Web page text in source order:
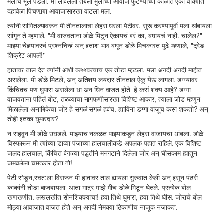
दहावेळा पिचणार्‍या आवाजासारखा वाटला मला.
त्यांनी सांगितल्यावरून मी तीनतालाचा लेहरा धरला पेटीवर. सुरू करण्यापूर्वी मला थांबायला
सांगून ते म्हणाले, "मी वाजवताना डोळे मिटून ऐकायचं बरं का, बघायचं नाही. चालेल?"
माझ्या चेहर्‍यावरचं प्रश्नचिन्हं अन् हताश भाव बघून डोळे मिचकावत पुढे म्हणाले, "ट्रेड
शिक्रेट आपलं!"
हातावर ताल देत त्यांनी आधी कथ्थकचाच एक तोडा म्हटला, मला अगदी अगदी माहीत
असलेला. मी डोळे मिटले, अन् अतिशय लयदार तीनताल ऐकू येऊ लागला. डग्ग्यावर
किंचितच पण घुमारा असलेला धा अन धिन वाजत होते. हे कसं शक्य आहे? डग्गा
वाजवताना पहिलं बोट, तळव्याचा नागफणीसारखा विशिष्ट आकार, त्याला जोड म्हणून
मिळालेला अनामिकेचा जोर हे सगळं सगळं हवंच. ह्याविना डग्गा वाजूच कसा शकतो? अन्
तोही इतका घुमारदार?
न राहवून मी डोळे उघडले. माझ्याच नकळत माझ्याकडून लेहरा वाजायचा थांबला. डोळे
विस्फारून मी त्यांच्या डाव्या पंजाच्या हालचालीकडे अपलक पहात राहिले. एक विशिष्ट
जलद हालचाल, किंचित वेगळ्या पद्धतीने मनगटाने दिलेला जोर अन् घीसकाम ह्यातून
जमवलेला चमत्कार होता तो!
पेटी सोडून,स्वत:ला विसरून मी हातावर ताल द्यायला सुरुवात केली अन् हसून पंढरी
काकांनी तोडा वाजवायला. आता मात्र माझे मीच डोळे मिटून घेतले. प्रत्येक बोल
खणखणीत. लखलखीत सोनशिक्क्याचा! हवा तिथे घुमारा, हवा तिथे घीस. जोराचे बोल
मोठ्या आवाजात वाजत होते अन् अगदी नेमक्या ठिकाणीच नाजूक नजाकत.